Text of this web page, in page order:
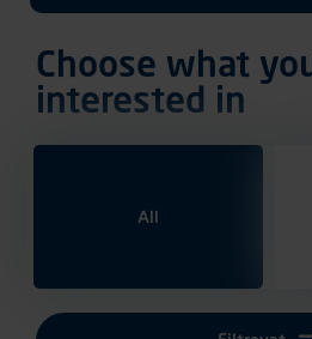
Choose what
interested in
All